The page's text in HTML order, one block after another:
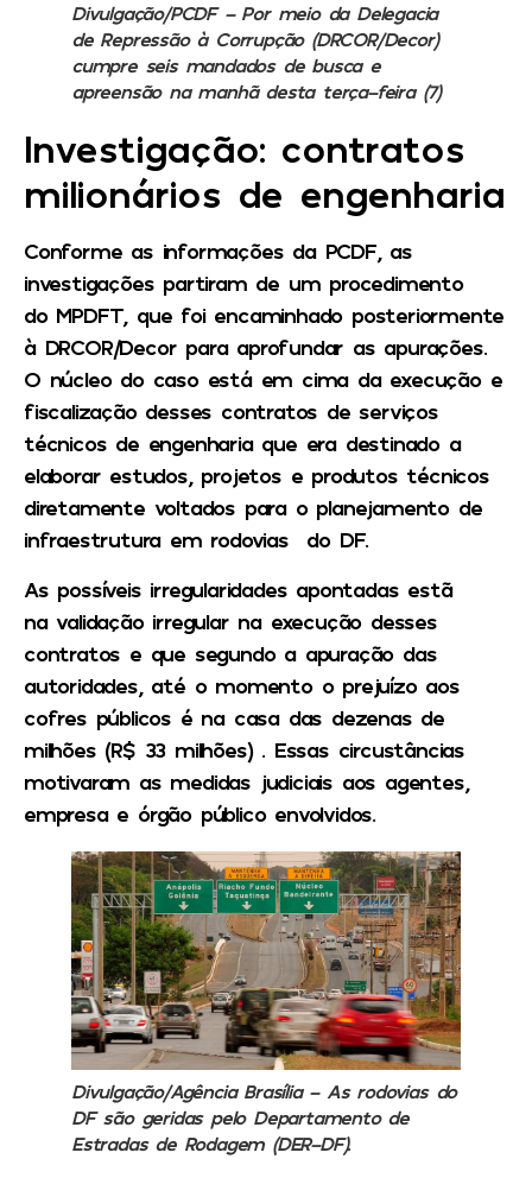
Divulgação/PCDF – Por meio da Delegacia
de Repressão à Corrupção (DRCOR/Decor)
cumpre seis mandados de busca e
apreensão na manhã desta terça-feira (7)
Investigação: contratos
milionários de engenharia
Conforme as informações da PCDF, as
investigações partiram de um procedimento
do MPDFT, que foi encaminhado posteriormente
à DRCOR/Decor para aprofundar as apurações.
O núcleo do caso está em cima da execução e
fiscalização desses contratos de serviços
técnicos de engenharia que era destinado a
elaborar estudos, projetos e produtos técnicos
diretamente voltados para o planejamento de
infraestrutura em rodoviasdo DF.
As possíveis irregularidades apontadas estã
navalidação irregular na execução desses
contratos e que segundo a apuração das
autoridades, até o momento o prejuízo aos
cofres públicos é na casa das dezenas de
milhões (R$ 33 milhões) . Essas circustâncias
motivaram as medidas judiciais aos agentes,
empresa e órgão público envolvidos.
Divulgação/Agência Brasília – As rodovias do
DF são geridas pelo Departamento de
Estradas de Rodagem (DER-DF).